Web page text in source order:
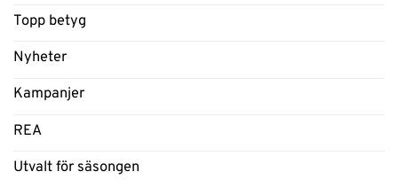
Topp betyg
Nyheter
Kampanjer
REA
Utvalt för säsongen